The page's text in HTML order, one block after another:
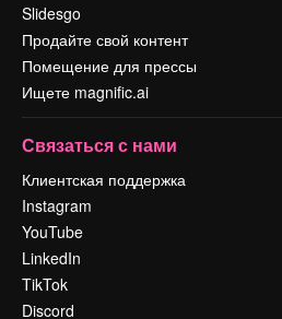
Slidesgo
Продайте свой контент
Помещение для прессы
Ищете magnific.ai
Связаться с нами
Клиентская поддержка
Instagram
YouTube
LinkedIn
TikTok
Discord